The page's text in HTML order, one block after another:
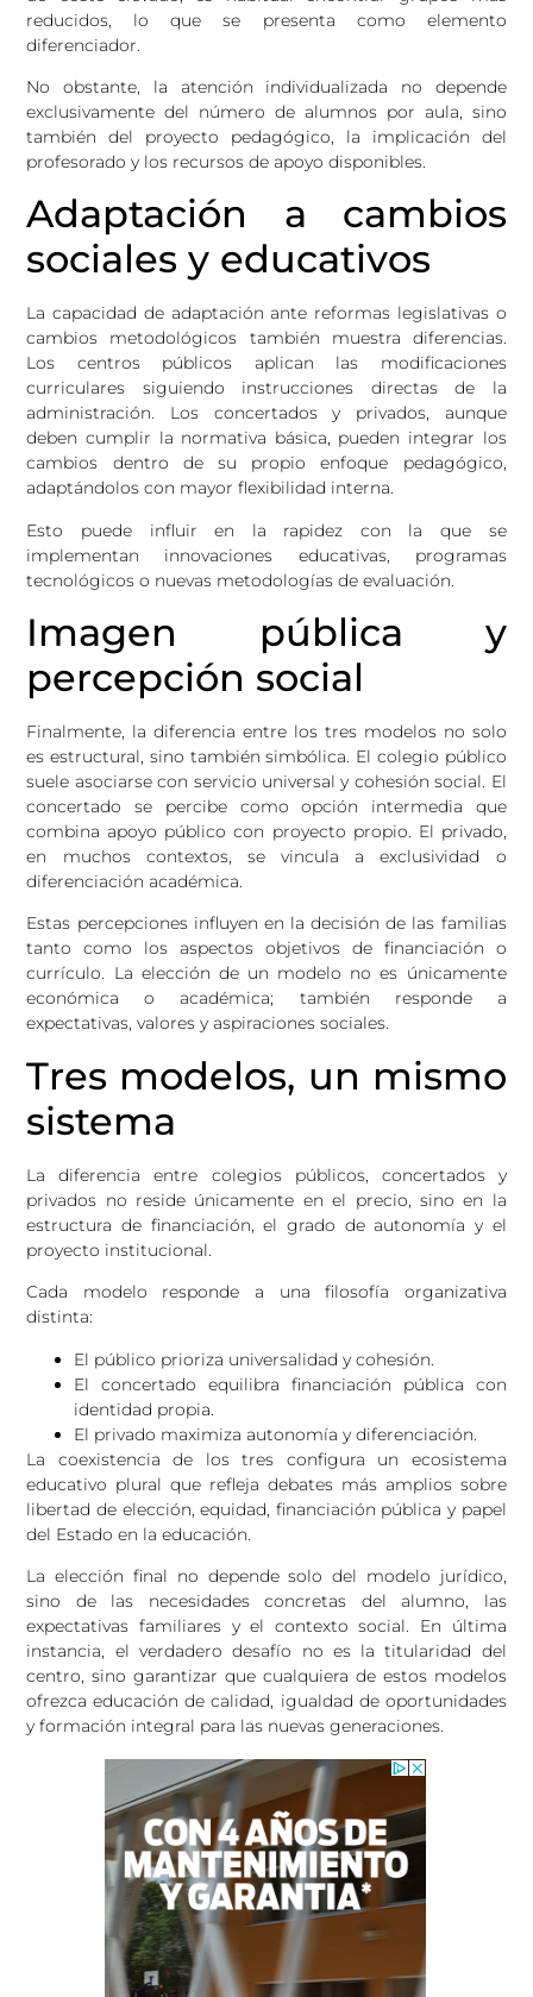
reducidos, lo que se presenta como elemento
diferenciador.
No obstante, la atención individualizada no depende
exclusivamente del número de alumnos por aula, sino
también del proyecto pedagógico, la implicación del
profesorado y los recursos de apoyo disponibles.
Adaptación a cambios
sociales y educativos
La capacidad de adaptación ante reformas legislativas o
cambios metodológicos también muestra diferencias.
Los centros públicos aplican las modificaciones
curriculares siguiendo instrucciones directas de la
administración. Los concertados y privados, aunque
deben cumplir la normativa básica, pueden integrar los
cambios dentro de su propio enfoque pedagógico,
adaptándolos con mayor flexibilidad interna.
Esto puede influir en la rapidez con la que se
implementan innovaciones educativas, programas
tecnológicos o nuevas metodologías de evaluación.
Imagen pública y
percepción social
Finalmente, la diferencia entre los tres modelos no solo
es estructural, sino también simbólica. El colegio público
suele asociarse con servicio universal y cohesión social. El
concertado se percibe como opción intermedia que
combina apoyo público con proyecto propio. El privado,
en muchos contextos, se vincula a exclusividad o
diferenciación académica.
Estas percepciones influyen en la decisión de las familias
tanto como los aspectos objetivos de financiación o
currículo. La elección de un modelo no es únicamente
económica o académica; también responde a
expectativas, valores y aspiraciones sociales.
Tres modelos, un mismo
sistema
La diferencia entre colegios públicos, concertados y
privados no reside únicamente en el precio, sino en la
estructura de financiación, el grado de autonomía y el
proyecto institucional.
Cada modelo responde a una filosofía organizativa
distinta:
El público prioriza universalidad y cohesión.
El concertado equilibra financiación pública con
identidad propia.
El privado maximiza autonomía y diferenciación.
La coexistencia de los tres configura un ecosistema
educativo plural que refleja debates más amplios sobre
libertad de elección, equidad, financiación pública y papel
del Estado en la educación.
La elección final no depende solo del modelo jurídico,
sino de las necesidades concretas del alumno, las
expectativas familiares y el contexto social. En última
instancia, el verdadero desafío no es la titularidad del
centro, sino garantizar que cualquiera de estos modelos
ofrezca educación de calidad, igualdad de oportunidades
y formación integral para las nuevas generaciones.